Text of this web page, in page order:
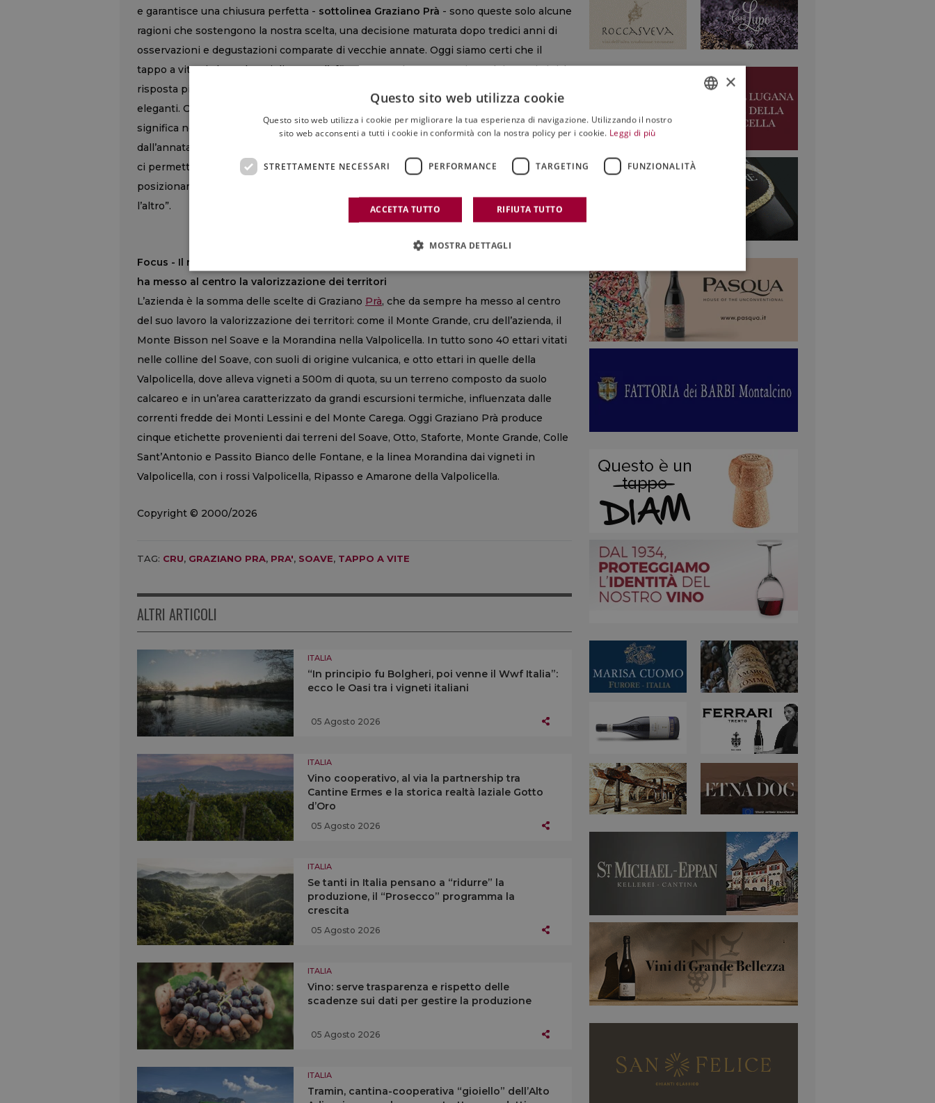
e garantisce una chiusura perfetta - sottolinea Graziano Prà - sono queste solo alcune
ragioni che sostengono la nostra scelta, una decisione maturata dopo tredici anni di
osservazioni e degustazioni comparate di vecchie annate. Oggi siamo certi che il
tappo a vite sia la scelta migliore per l’affinamento e la conservazione dei nostri vini, la
risposta più forte al nostro desiderio di produrre vini buoni nel tempo, senza difetti ed
eleganti. Comprare una bottiglia di Soave con il tappo a vite -
significa non correre rischi ed essere certi di acquistare un vino che dipende
dall’annata, e mai dal tappo. Inoltre, lavorando molto con i mercati esteri, il tappo a vite
ci permette di reggere lo stress da trasporto, evitando tutti i problemi legati al
posizionamento verticale o orizzontale e agli sbalzi di temperature tra un mezzo e
l’altro”.
Focus - Il ritratto: l’azienda è la somma delle scelte di Graziano Prà, che da sempre
ha messo al centro la valorizzazione dei territori
L’azienda è la somma delle scelte di Graziano Prà, che da sempre ha messo al centro
del suo lavoro la valorizzazione dei territori: come il Monte Grande, cru dell’azienda, il
Monte Bisson nel Soave e la Morandina nella Valpolicella. In tutto sono 40 ettari vitati
nelle colline del Soave, con suoli di origine vulcanica, e otto ettari in quelle della
Valpolicella, dove alleva vigneti a 500m di quota, su un terreno composto da suolo
calcareo e in un’area caratterizzato da grandi escursioni termiche, influenzata dalle
correnti fredde dei Monti Lessini e del Monte Carega. Oggi Graziano Prà produce
cinque etichette provenienti dai terreni del Soave, Otto, Staforte, Monte Grande, Colle
Sant’Antonio e Passito Bianco delle Fontane, e la linea Morandina dai vigneti in
Valpolicella, con i rossi Valpolicella, Ripasso e Amarone della Valpolicella.
Copyright © 2000/2026
TAG: CRU, GRAZIANO PRA, PRA', SOAVE, TAPPO A VITE
ALTRI ARTICOLI
ITALIA
“In principio fu Bolgheri, poi venne il Wwf Italia”:
ecco le Oasi tra i vigneti italiani
05 Agosto 2026
ITALIA
Vino cooperativo, al via la partnership tra
Cantine Ermes e la storica realtà laziale Gotto
d’Oro
05 Agosto 2026
ITALIA
Se tanti in Italia pensano a “ridurre” la
produzione, il “Prosecco” programma la
crescita
05 Agosto 2026
ITALIA
Vino: serve trasparenza e rispetto delle
scadenze sui dati per gestire la produzione
05 Agosto 2026
ITALIA
Tramin, cantina-cooperativa “gioiello” dell’Alto
×
Questo sito web utilizza cookie
Questo sito web utilizza i cookie per migliorare la tua esperienza di navigazione. Utilizzando il nostro
sito web acconsenti a tutti i cookie in conformità con la nostra policy per i cookie. Leggi di più
STRETTAMENTE NECESSARI PERFORMANCE TARGETING FUNZIONALITÀ
ACCETTA TUTTO RIFIUTA TUTTO
MOSTRA DETTAGLI